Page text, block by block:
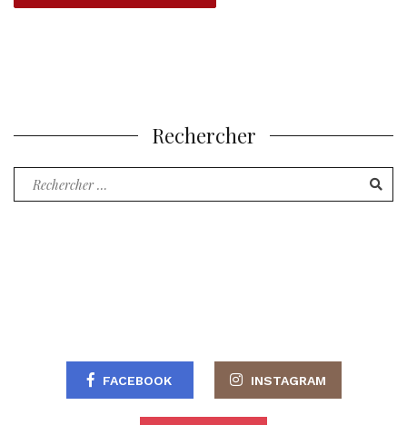
Rechercher
Recherche
FACEBOOK INSTAGRAM